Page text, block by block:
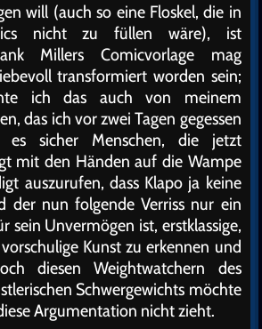
will (auch so eine Floskel, die in
nicht zu füllen wäre), ist
Millers Comicvorlage mag
transformiert worden sein;
ich das auch von meinem
das ich vor zwei Tagen gegessen
sicher Menschen, die jetzt
mit den Händen auf die Wampe
auszurufen, dass Klapo ja keine
der nun folgende Verriss nur ein
sein Unvermögen ist, erstklassige,
Kunst zu erkennen und
diesen Weightwatchern des
Schwergewichts möchte
Argumentation nicht zieht.